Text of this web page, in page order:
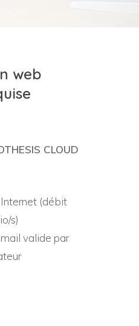
web
CLOUD
(débit
s)
valide par